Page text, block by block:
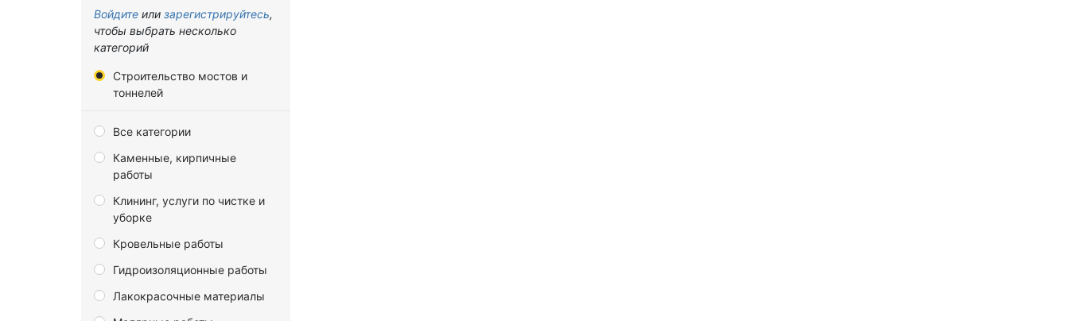
Владимирская область
Волгоградская область
Воронежская область
Республика
Еврейская автономная
область
Забайкальский край
Запорожская область
Ивановская область
Иркутская область
Калининградская область
Войдите или зарегистрируйтесь,
чтобы выбрать несколько
категорий
Строительство мостов и
тоннелей
Все категории
Каменные, кирпичные
работы
Клининг, услуги по чистке и
уборке
Кровельные работы
Гидроизоляционные работы
Лакокрасочные материалы